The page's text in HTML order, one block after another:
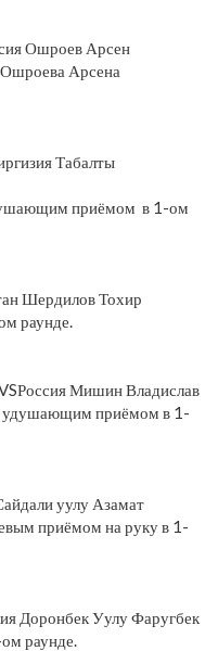
Ошроев Арсен
Арсена
Табалты
приёмом в 1-ом
Шердилов Тохир
раунде.
Мишин Владислав
удушающим приёмом в 1-
уулу Азамат
приёмом на руку в 1-
Доронбек Уулу Фаругбек
раунде.